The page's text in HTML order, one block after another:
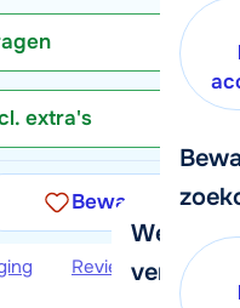
We
verder!
extra's
Bewaren
Reviews